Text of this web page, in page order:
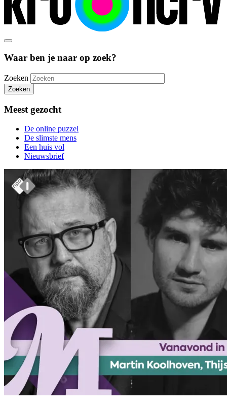
Waar ben je naar op zoek?
Zoeken
Zoeken
Meest gezocht
De online puzzel
De slimste mens
Een huis vol
Nieuwsbrief